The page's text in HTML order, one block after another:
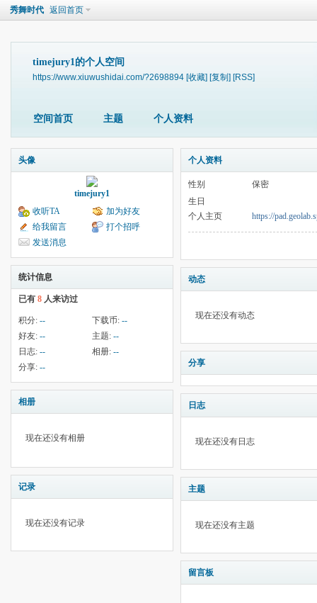
秀舞时代 返回首页
timejury1的个人空间
https://www.xiuwushidai.com/?2698894 [收藏] [复制] [RSS]
空间首页 主题 个人资料
头像
timejury1
收听TA
加为好友
给我留言
打个招呼
发送消息
统计信息
已有 8 人来访过
积分: -- 下载币: --
好友: -- 主题: --
日志: -- 相册: --
分享: --
相册
现在还没有相册
记录
现在还没有记录
个人资料
性别
保密
生日
个人主页
https://
动态
现在还没有动态
分享
日志
现在还没有日志
主题
现在还没有主题
留言板